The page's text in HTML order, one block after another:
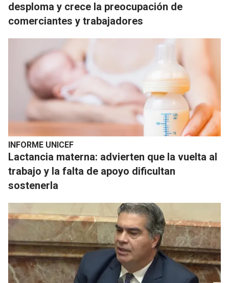
desploma y crece la preocupación de
comerciantes y trabajadores
INFORME UNICEF
Lactancia materna: advierten que la vuelta al
trabajo y la falta de apoyo dificultan
sostenerla